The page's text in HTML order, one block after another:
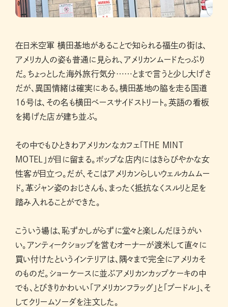
在日米空軍 横田基地があることで知られる福生の街は、
アメリカ人の姿も普通に見られ、アメリカンムードたっぷり
だ。ちょっとした海外旅行気分……とまで言うと少し大げさ
だが、異国情緒は確実にある。横田基地の脇を走る国道
16号は、その名も横田ベースサイドストリート。英語の看板
を掲げた店が建ち並ぶ。
その中でもひときわアメリカンなカフェ「THE MINT
MOTEL」が目に留まる。ポップな店内にはきらびやかな女
性客が目立つ。だが、そこはアメリカンらしいウェルカムムー
ド。革ジャン姿のおじさんも、まったく抵抗なくスルリと足を
踏み入れることができた。
こういう場は、恥ずかしがらずに堂々と楽しんだほうがい
い。アンティークショップを営むオーナーが渡米して直々に
買い付けたというインテリアは、隅々まで完全にアメリカそ
のものだ。ショーケースに並ぶアメリカンカップケーキの中
でも、とびきりかわいい「アメリカンフラッグ」と「プードル」、そ
してクリームソーダを注文した。